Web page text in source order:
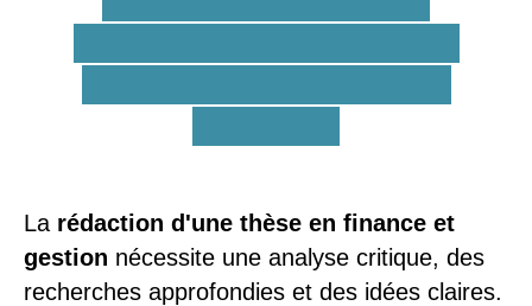
La rédaction d'une thèse en finance et
gestion nécessite une analyse critique, des
recherches approfondies et des idées claires.